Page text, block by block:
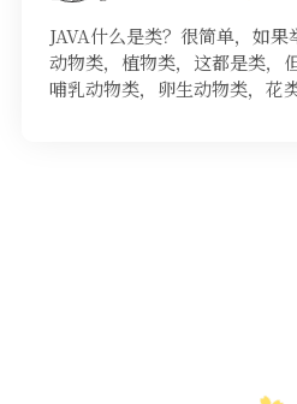
JAVA什么是类？很简单，如果
动物类，植物类，这都是类，
哺乳动物类，卵生动物类，花